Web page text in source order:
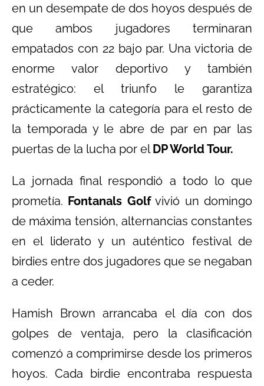
en un desempate de dos hoyos después de
que ambos jugadores terminaran
empatados con 22 bajo par. Una victoria de
enorme valor deportivo y también
estratégico: el triunfo le garantiza
prácticamente la categoría para el resto de
la temporada y le abre de par en par las
puertas de la lucha por elDP World Tour.
La jornada final respondió a todo lo que
prometía. Fontanals Golfvivió un domingo
de máxima tensión, alternancias constantes
en el liderato y un auténtico festival de
birdies entre dos jugadores que se negaban
a ceder.
Hamish Brown arrancaba el día con dos
golpes de ventaja, pero la clasificación
comenzó a comprimirse desde los primeros
hoyos. Cada birdie encontraba respuesta